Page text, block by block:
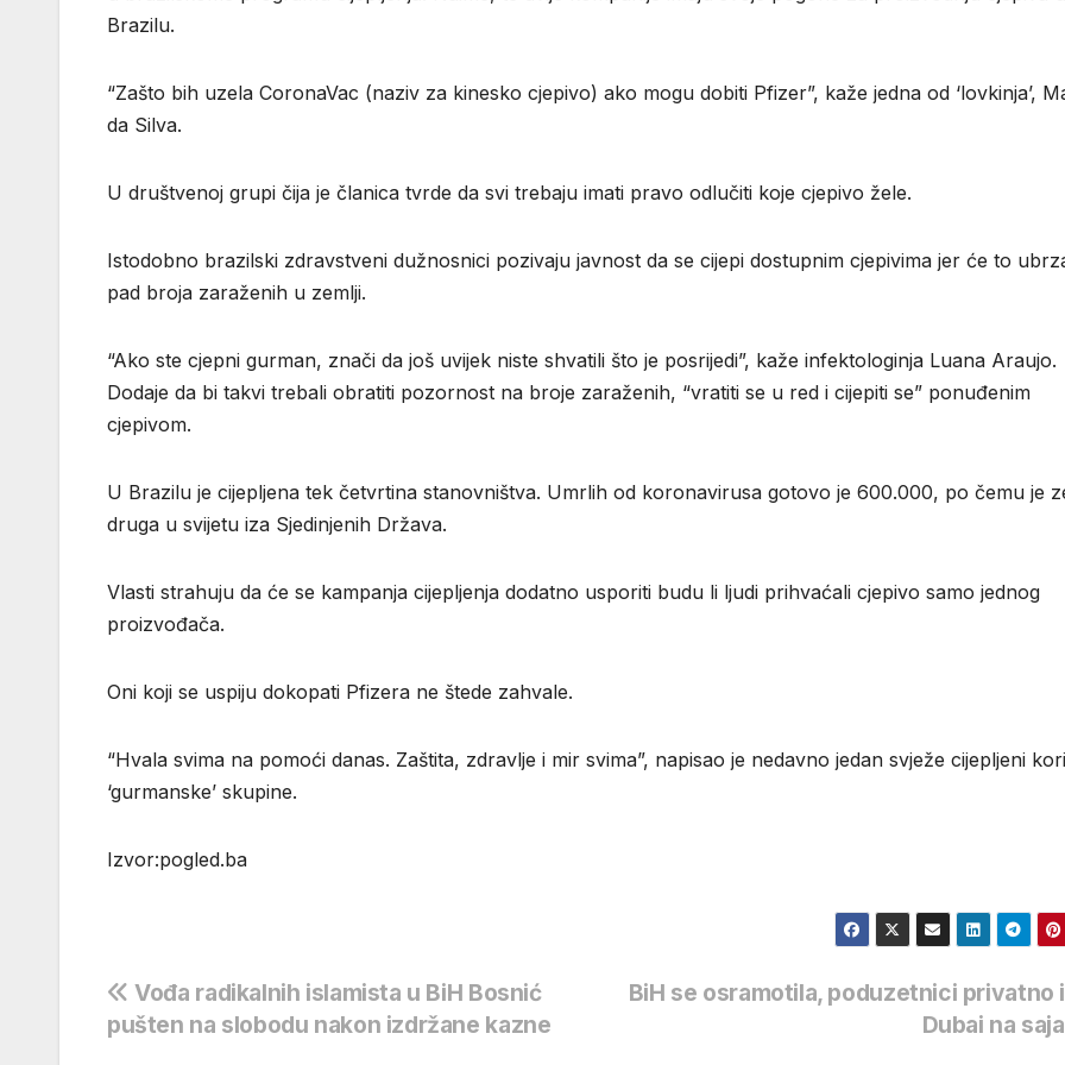
Brazilu.
“Zašto bih uzela CoronaVac (naziv za kinesko cjepivo) ako mogu dobiti Pfizer”, kaže jedna od ‘lovkinja’,
da Silva.
U društvenoj grupi čija je članica tvrde da svi trebaju imati pravo odlučiti koje cjepivo žele.
Istodobno brazilski zdravstveni dužnosnici pozivaju javnost da se cijepi dostupnim cjepivima jer će to
pad broja zaraženih u zemlji.
“Ako ste cjepni gurman, znači da još uvijek niste shvatili što je posrijedi”, kaže infektologinja Luana Araujo.
Dodaje da bi takvi trebali obratiti pozornost na broje zaraženih, “vratiti se u red i cijepiti se” ponuđenim
cjepivom.
U Brazilu je cijepljena tek četvrtina stanovništva. Umrlih od koronavirusa gotovo je 600.000, po čemu je
druga u svijetu iza Sjedinjenih Država.
Vlasti strahuju da će se kampanja cijepljenja dodatno usporiti budu li ljudi prihvaćali cjepivo samo jednog
proizvođača.
Oni koji se uspiju dokopati Pfizera ne štede zahvale.
“Hvala svima na pomoći danas. Zaštita, zdravlje i mir svima”, napisao je nedavno jedan svježe cijepljeni
‘gurmanske’ skupine.
Izvor:pogled.ba
Navigacija
objava
BiH se osramotila, poduzetnici privatno
Dubai na
Vođa radikalnih islamista u BiH Bosnić
pušten na slobodu nakon izdržane kazne